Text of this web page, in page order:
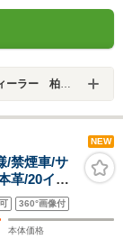
店 中古車専門店
NEW
禁煙車/サ
革/20イン
イト/クル
トメモリ
360°画像付
本体価格